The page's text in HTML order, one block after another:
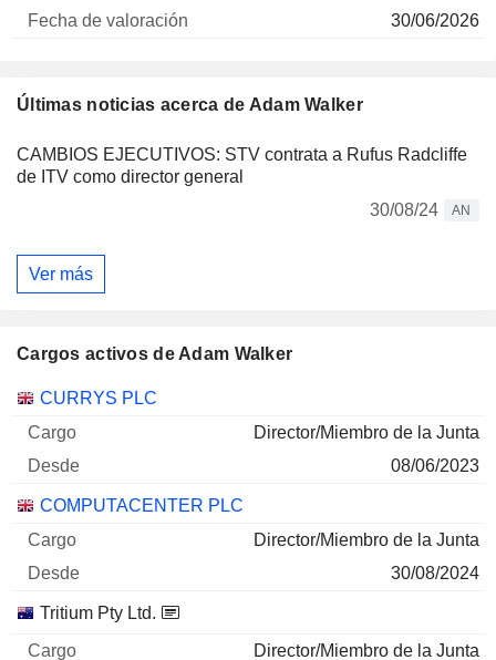
30/06/2026
Últimas noticias acerca de Adam Walker
CAMBIOS EJECUTIVOS: STV contrata a Rufus Radcliffe
de ITV como director general
30/08/24
AN
Ver más
Cargos activos de Adam Walker
Empresas Cargo
CURRYS PLC
Director/Miembro de la Junta
08/06/2023
COMPUTACENTER PLC
Director/Miembro de la Junta
30/08/2024
Tritium Pty Ltd.
Director/Miembro de la Junta